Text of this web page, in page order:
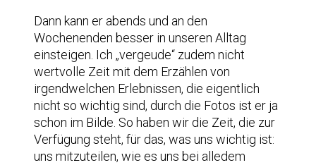
Dann kann er abends und an den
Wochenenden besser in unseren Alltag
einsteigen. Ich „vergeude“ zudem nicht
wertvolle Zeit mit dem Erzählen von
irgendwelchen Erlebnissen, die eigentlich
nicht so wichtig sind, durch die Fotos ist er ja
schon im Bilde. So haben wir die Zeit, die zur
Verfügung steht, für das, was uns wichtig ist:
uns mitzuteilen, wie es uns bei alledem